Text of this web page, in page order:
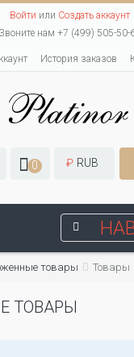
Войти или Создать аккаунт
Звоните нам +7 (499) 505-50-
История заказов
0 ₽ RUB
товары Товары
ТОВАРЫ